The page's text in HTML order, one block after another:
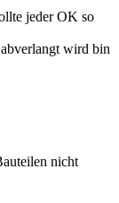
jeder OK so
wird bin
nicht